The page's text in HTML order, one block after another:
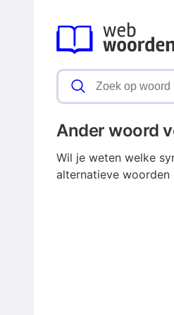
Ander woord
Wil je weten welke
alternatieve woorden